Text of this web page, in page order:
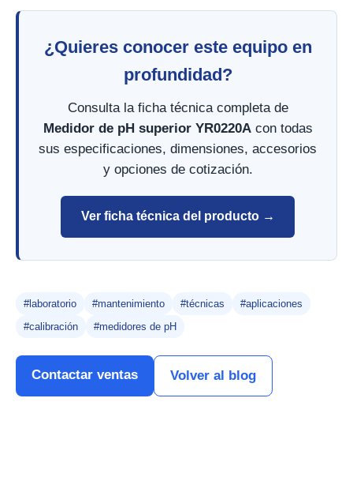
¿Quieres conocer este equipo en
profundidad?
Consulta la ficha técnica completa de
Medidor de pH superior YR0220Acon todas
sus especificaciones, dimensiones, accesorios
y opciones de cotización.
Ver ficha técnica del producto →
#laboratorio #mantenimiento #técnicas
#aplicaciones
#calibración
#medidores de pH
Contactar ventas Volver al blog